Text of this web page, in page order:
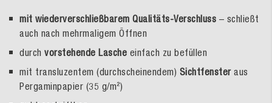
mit wiederverschließbarem Qualitäts-Verschluss – schließt
auch nach mehrmaligem Öffnen
durch vorstehende Lasche einfach zu befüllen
mit transluzentem (durchscheinendem) Sichtfensteraus
Pergaminpapier (35 g/m²)